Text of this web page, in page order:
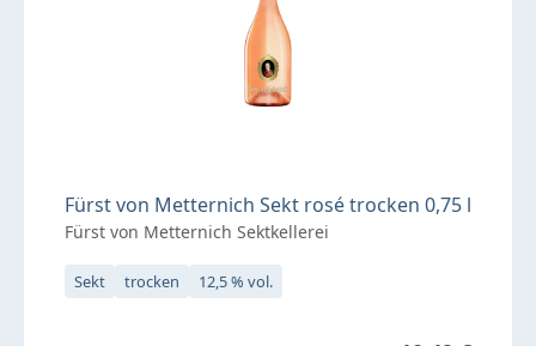
Fürst von Metternich Sekt rosé trocken 0,75 l
Fürst von Metternich Sektkellerei
Sekt trocken 12,5 % vol.